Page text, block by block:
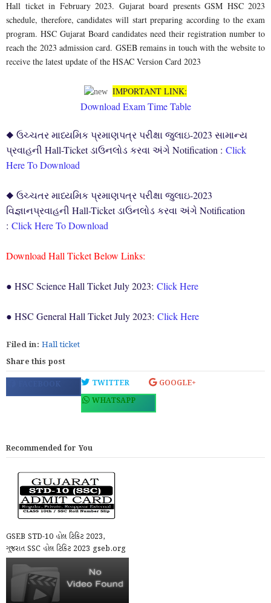
Hall ticket in February 2023. Gujarat board presents GSM HSC 2023
schedule, therefore, candidates will start preparing according to the exam
program. HSC Gujarat Board candidates need their registration number to
reach the 2023 admission card. GSEB remains in touch with the website to
receive the latest update of the HSAC Version Card 2023
IMPORTANT LINK:
Download Exam Time Table
◆ ઉચ્ચતર માધ્યમિક પ્રમાણપત્ર પરીક્ષા જુલાઇ-2023 સામાન્ય
પ્રવાહની Hall-Ticket ડાઉનલોડ કરવા અંગે Notification : Click
Here To Download
◆ ઉચ્ચતર માધ્યમિક પ્રમાણપત્ર પરીક્ષા જુલાઇ-2023
વિજ્ઞાનપ્રવાહની Hall-Ticket ડાઉનલોડ કરવા અંગે Notification
: Click Here To Download
Download Hall Ticket Below Links:
● HSC Science Hall Ticket July 2023: Click Here
● HSC General Hall Ticket July 2023: Click Here
Filed in: Hall ticket
Share this post
FACEBOOK TWITTER
GOOGLE+
WHATSAPP
Recommended for You
GSEB STD-10 હોલ ટિકિટ 2023,
ગુજરાત SSC હોલ ટિકિટ 2023 gseb.org
પરથી ડાઉનલોડ કરો